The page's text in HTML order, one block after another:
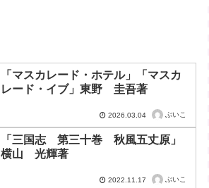
「マスカレード・ホテル」「マスカ
レード・イブ」東野 圭吾著
2026.03.04 ぶいこ
「三国志 第三十巻 秋風五丈原」
横山 光輝著
2022.11.17 ぶいこ